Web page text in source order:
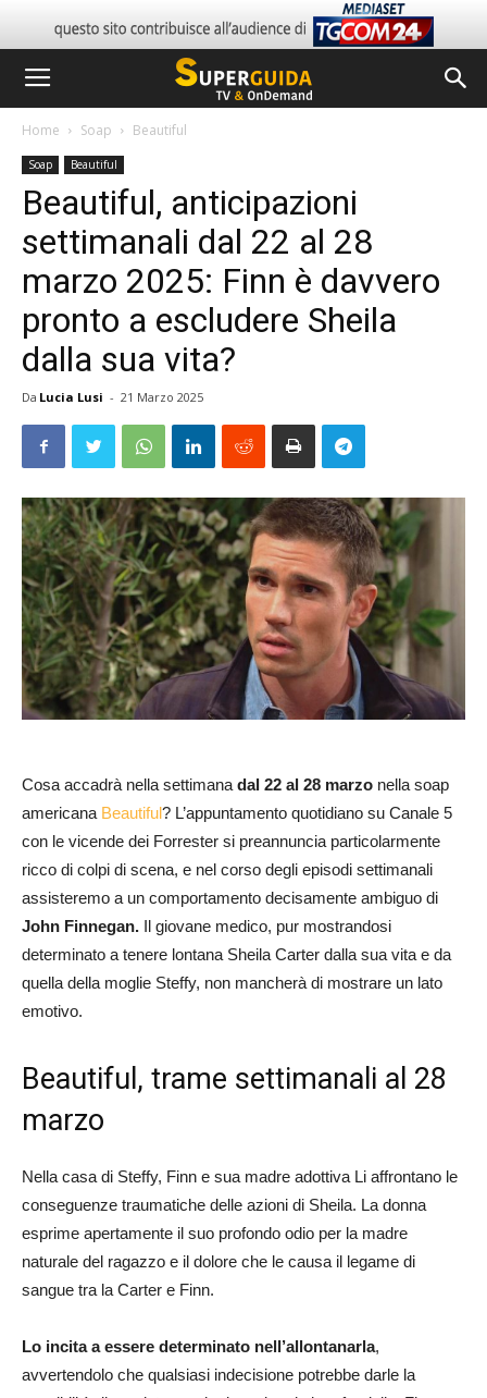
Home Soap Beautiful
Soap Beautiful
Beautiful, anticipazioni
settimanali dal 22 al 28
marzo 2025: Finn è davvero
pronto a escludere Sheila
dalla sua vita?
Da Lucia Lusi - 21 Marzo 2025
Cosa accadrà nella settimana dal 22 al 28 marzo nella soap
americana Beautiful? L’appuntamento quotidiano su Canale 5
con le vicende dei Forrester si preannuncia particolarmente
ricco di colpi di scena, e nel corso degli episodi settimanali
assisteremo a un comportamento decisamente ambiguo di
John Finnegan. Il giovane medico, pur mostrandosi
determinato a tenere lontana Sheila Carter dalla sua vita e da
quella della moglie Steffy, non mancherà di mostrare un lato
emotivo.
Beautiful, trame settimanali al 28
marzo
Nella casa di Steffy, Finn e sua madre adottiva Li affrontano le
conseguenze traumatiche delle azioni di Sheila. La donna
esprime apertamente il suo profondo odio per la madre
naturale del ragazzo e il dolore che le causa il legame di
sangue tra la Carter e Finn.
Lo incita a essere determinato nell’allontanarla,
avvertendolo che qualsiasi indecisione potrebbe darle la